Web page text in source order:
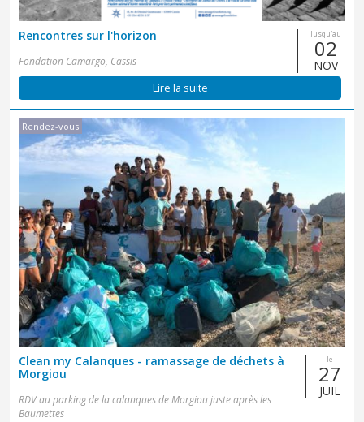
Jusqu'au
02
NOV
Rencontres sur l'horizon
Fondation Camargo, Cassis
Lire la suite
Rendez-vous
le
27
JUIL
Clean my Calanques - ramassage de déchets à
Morgiou
RDV au parking de la calanques de Morgiou juste après les
Baumettes